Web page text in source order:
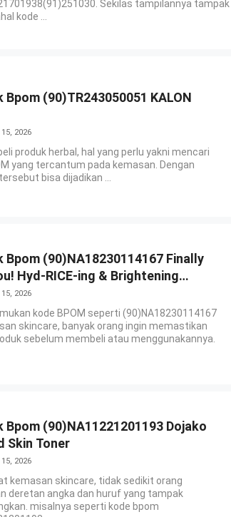
Sekilas tampilannya tampak
kode ...
Bpom (90)TR243050051 KALON
2026
produk herbal, hal yang perlu yakni mencari
yang tercantum pada kemasan. Dengan
bisa dijadikan ...
(90)NA18230114167 Finally
Hyd-RICE-ing & Brightening
2026
kode BPOM seperti (90)NA18230114167
skincare, banyak orang ingin memastikan
sebelum membeli atau menggunakannya.
Bpom (90)NA11221201193 Dojako
Skin Toner
2026
kemasan skincare, tidak sedikit orang
deretan angka dan huruf yang tampak
misalnya seperti kode bpom